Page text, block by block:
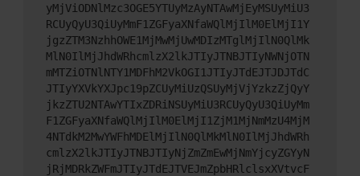
yMjViODNlMzc3OGE5YTUyMzAyNTAwMjEyMSUyMiU3
RCUyQyU3QiUyMmF1ZGFyaXNfaWQlMjIlM0ElMjI1Y
jgzZTM3NzhhOWE1MjMwMjUwMDIzMTglMjIlN0QlMk
MlN0IlMjJhdWRhcmlzX2lkJTIyJTNBJTIyNWNjOTN
mMTZiOTNlNTY1MDFhM2VkOGI1JTIyJTdEJTJDJTdC
JTIyYXVkYXJpc19pZCUyMiUzQSUyMjVjYzkzZjQyY
jkzZTU2NTAwYTIxZDRiNSUyMiU3RCUyQyU3QiUyMm
F1ZGFyaXNfaWQlMjIlM0ElMjI1ZjM1MjNmMzU4MjM
4NTdkM2MwYWFhMDElMjIlN0QlMkMlN0IlMjJhdWRh
cmlzX2lkJTIyJTNBJTIyNjZmZmEwMjNmYjcyZGYyN
jRjMDRkZWFmJTIyJTdEJTVEJmZpbHRlclsxXVtvcF